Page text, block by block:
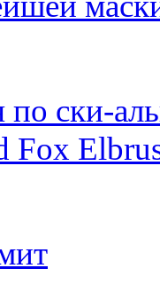
ски-
Fox